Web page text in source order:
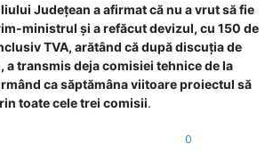
Județean a afirmat că nu a vrut să fie
ministrul și a refăcut devizul, cu 150 de
TVA, arătând că după discuția de
a transmis deja comisiei tehnice de la
ca săptămâna viitoare proiectul să
toate cele trei comisii.
0